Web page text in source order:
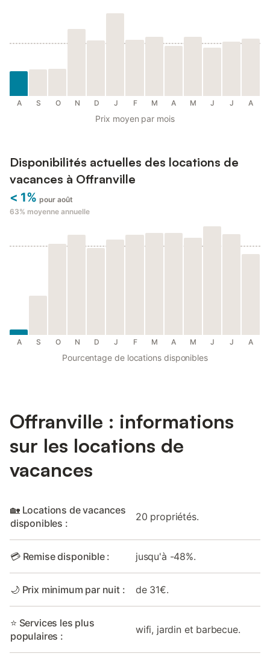
A S O N D J F M A M J J A
Prix moyen par mois
Disponibilités actuelles des locations de
vacances à Offranville
< 1% pour août
63% moyenne annuelle
A S O N D J F M A M J J A
Pourcentage de locations disponibles
Offranville : informations
sur les locations de
vacances
🏡 Locations de vacances
disponibles :
20 propriétés.
💳 Remise disponible : jusqu'à -48%.
🌙 Prix minimum par nuit : de 31€.
⭐ Services les plus
populaires :
wifi, jardin et barbecue.